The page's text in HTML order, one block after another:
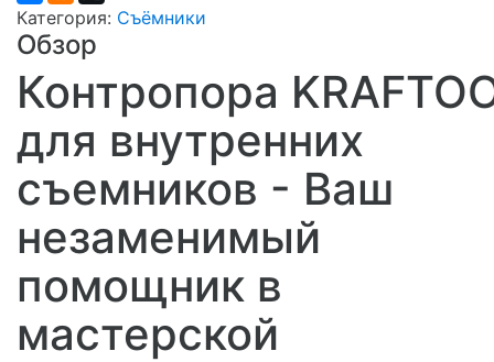
Категория: Съёмники
Обзор
Контропора
для внутренних
съемников - Ваш
незаменимый
помощник в
мастерской